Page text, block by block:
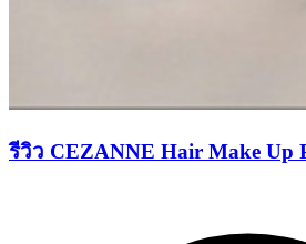
รีวิว CEZANNE Hair Make Up